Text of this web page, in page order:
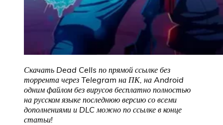
Скачать Dead Cells по прямой ссылке без
торрента через Telegram на ПК, на Android
одним файлом без вирусов бесплатно полностью
на русском языке последнюю версию со всеми
дополнениями и DLC можно по ссылке в конце
статьи!